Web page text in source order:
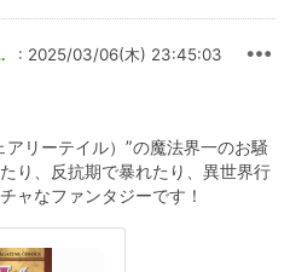
ません : 2025/03/06(木) 23:45:03
リーテイル）”の魔法界一のお騒
り、反抗期で暴れたり、異世界行
ャなファンタジーです！